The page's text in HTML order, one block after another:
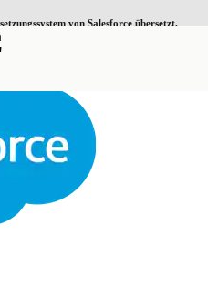
von Salesforce übersetzt.